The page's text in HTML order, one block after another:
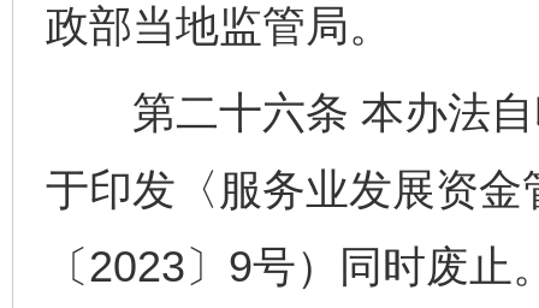
政部当地监管局。
第二十六条 本办法自
于印发〈服务业发展资
〔2023〕9号）同时废止
法徽映军营 权益有保障